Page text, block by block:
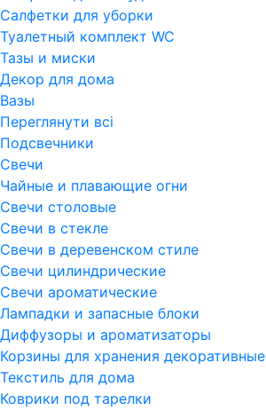
Салфетки для уборки
Туалетный комплект WC
Тазы и миски
Декор для дома
Вазы
Переглянути всi
Подсвечники
Свечи
Чайные и плавающие огни
Свечи столовые
Свечи в стекле
Свечи в деревенском стиле
Свечи цилиндрические
Свечи ароматические
Лампадки и запасные блоки
Диффузоры и ароматизаторы
Корзины для хранения декоративные
Текстиль для дома
Коврики под тарелки